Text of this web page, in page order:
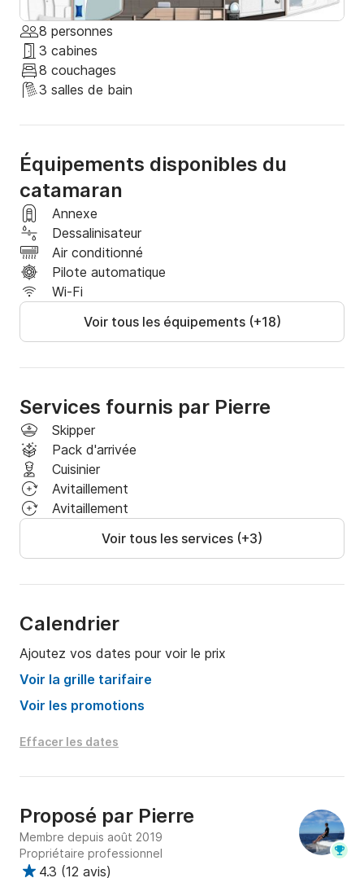
8 personnes
3 cabines
8 couchages
3 salles de bain
Équipements disponibles du
catamaran
Annexe
Dessalinisateur
Air conditionné
Pilote automatique
Wi-Fi
Voir tous les équipements (+18)
Services fournis par Pierre
Skipper
Pack d'arrivée
Cuisinier
Avitaillement
Avitaillement
Voir tous les services (+3)
Calendrier
Ajoutez vos dates pour voir le prix
Voir la grille tarifaire
Voir les promotions
Effacer les dates
Proposé par Pierre
Membre depuis août 2019
Propriétaire professionnel
4.3 (12 avis)